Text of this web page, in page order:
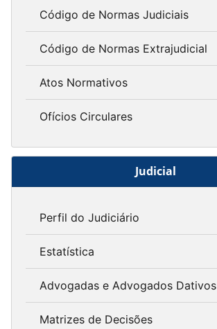
Código de Normas Judiciais
Código de Normas Extrajudicial
Atos Normativos
Ofícios Circulares
Judicial
Perfil do Judiciário
Estatística
Advogadas e Advogados Dativos
Matrizes de Decisões